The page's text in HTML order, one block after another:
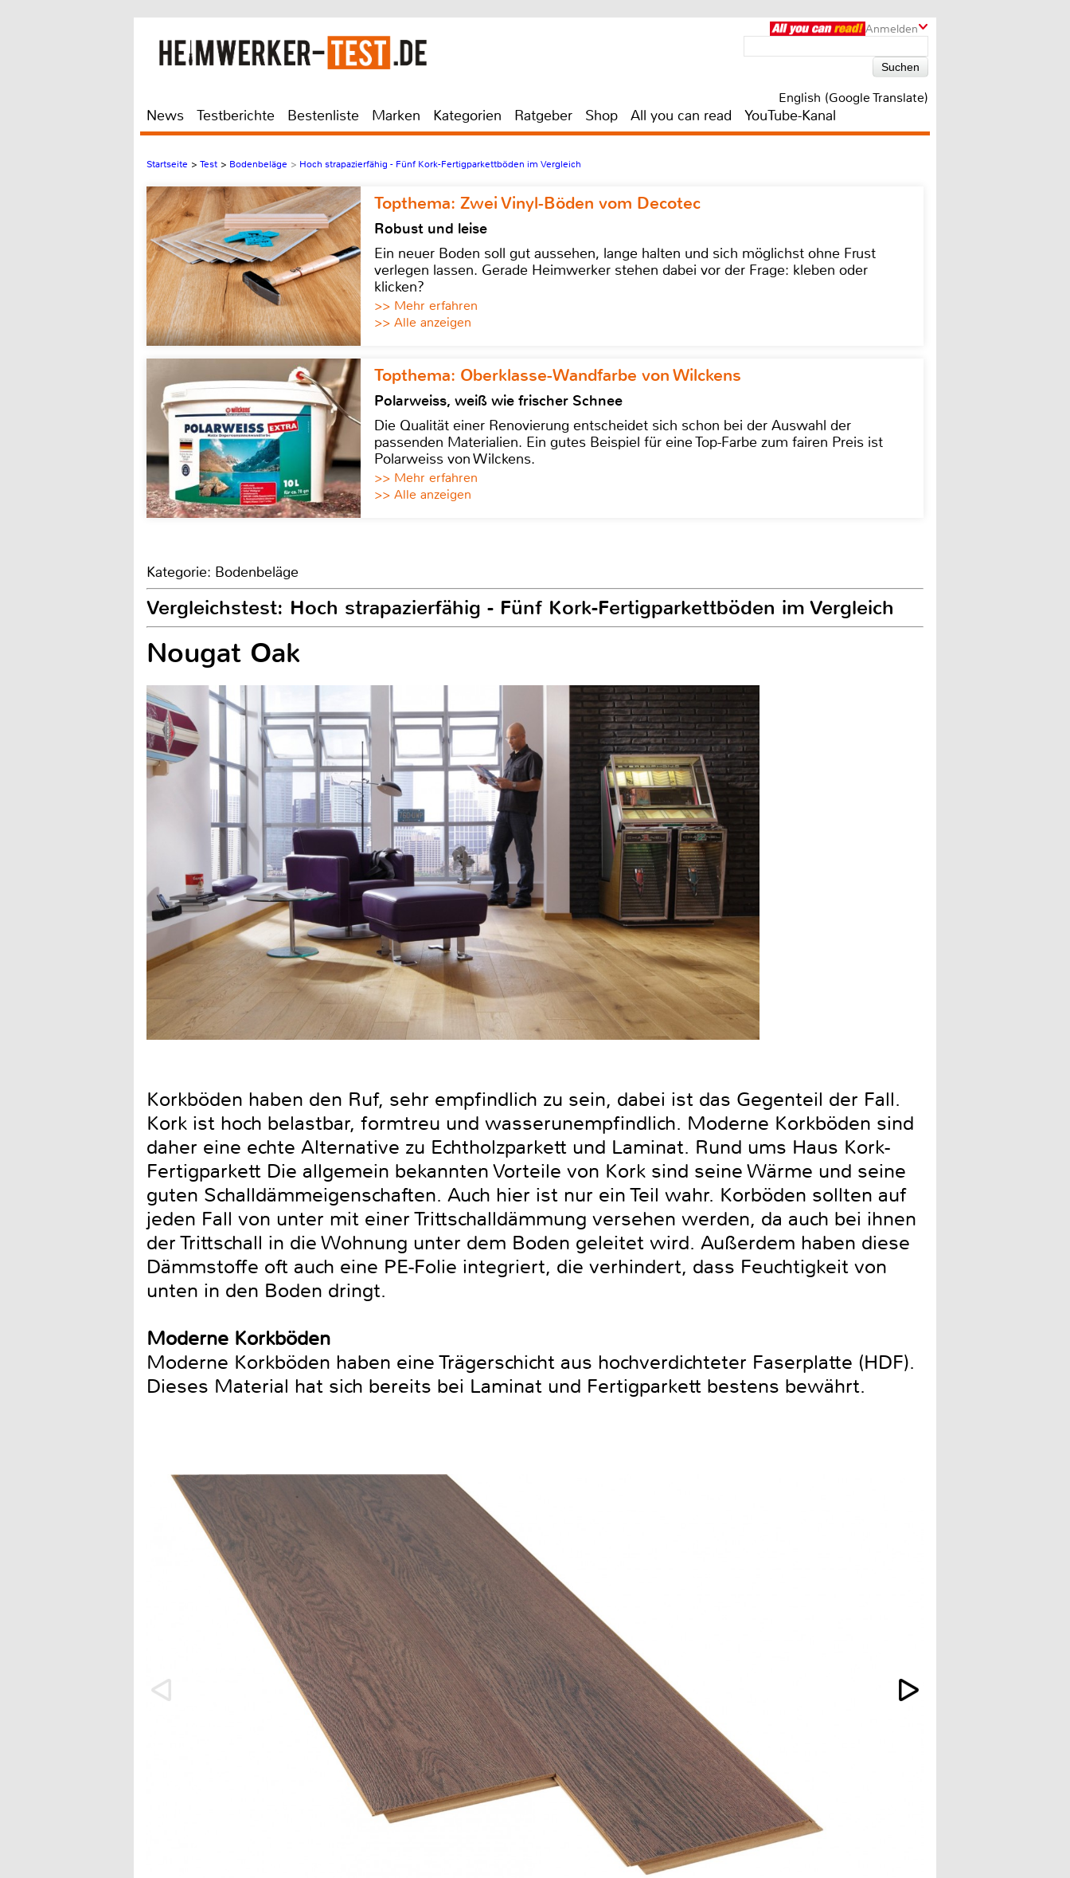
Anmelden
English (Google Translate)
News Testberichte Bestenliste Marken Kategorien Ratgeber Shop All you can read YouTube-Kanal
Startseite > Test > Bodenbeläge > Hoch strapazierfähig - Fünf Kork-Fertigparkettböden im Vergleich
Topthema: Zwei Vinyl-Böden vom Decotec
Robust und leise
Ein neuer Boden soll gut aussehen, lange halten und sich möglichst ohne Frust
verlegen lassen. Gerade Heimwerker stehen dabei vor der Frage: kleben oder
klicken?
>> Mehr erfahren
>> Alle anzeigen
Topthema: Oberklasse-Wandfarbe von Wilckens
Polarweiss, weiß wie frischer Schnee
Die Qualität einer Renovierung entscheidet sich schon bei der Auswahl der
passenden Materialien. Ein gutes Beispiel für eine Top-Farbe zum fairen Preis ist
Polarweiss von Wilckens.
>> Mehr erfahren
>> Alle anzeigen
Kategorie: Bodenbeläge
Vergleichstest: Hoch strapazierfähig - Fünf Kork-Fertigparkettböden im Vergleich
Nougat Oak
Korkböden haben den Ruf, sehr empfindlich zu sein, dabei ist das Gegenteil der Fall.
Kork ist hoch belastbar, formtreu und wasserunempfindlich. Moderne Korkböden sind
daher eine echte Alternative zu Echtholzparkett und Laminat. Rund ums Haus Kork-
Fertigparkett Die allgemein bekannten Vorteile von Kork sind seine Wärme und seine
guten Schalldämmeigenschaften. Auch hier ist nur ein Teil wahr. Korböden sollten auf
jeden Fall von unter mit einer Trittschalldämmung versehen werden, da auch bei ihnen
der Trittschall in die Wohnung unter dem Boden geleitet wird. Außerdem haben diese
Dämmstoffe oft auch eine PE-Folie integriert, die verhindert, dass Feuchtigkeit von
unten in den Boden dringt.
Moderne Korkböden
Moderne Korkböden haben eine Trägerschicht aus hochverdichteter Faserplatte (HDF).
Dieses Material hat sich bereits bei Laminat und Fertigparkett bestens bewährt.